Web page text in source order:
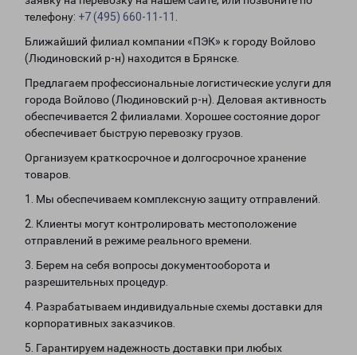
телефону: +7 (495) 660-11-11
Ближайший филиал компании «ПЭК» к городу Войлово
(Людиновский р-н) находится в Брянске.
Предлагаем профессиональные логистические услуги для
города Войлово (Людиновский р-н). Деловая активность
обеспечивается 2 филиалами. Хорошее состояние дорог
обеспечивает быструю перевозку грузов.
Организуем краткосрочное и долгосрочное хранение
товаров.
1. Мы обеспечиваем комплексную защиту отправлений.
2. Клиенты могут контролировать местоположение
отправлений в режиме реального времени.
3. Берем на себя вопросы документооборота и
разрешительных процедур.
4. Разрабатываем индивидуальные схемы доставки для
корпоративных заказчиков.
5. Гарантируем надежность доставки при любых